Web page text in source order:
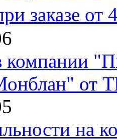
заказе от
компании
от
на